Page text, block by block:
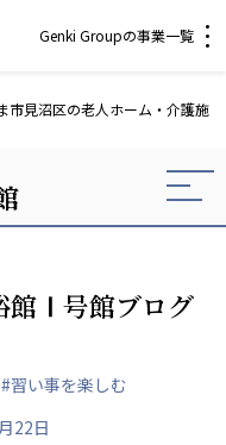
Genki Groupの事業一覧
市見沼区の老人ホーム・介護施
館Ⅰ号館ブログ
#習い事を楽しむ
22日